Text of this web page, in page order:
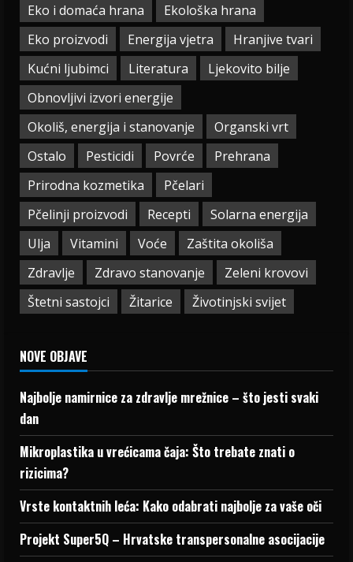
Eko i domaća hrana
Ekološka hrana
Eko proizvodi
Energija vjetra
Hranjive tvari
Kućni ljubimci
Literatura
Ljekovito bilje
Obnovljivi izvori energije
Okoliš, energija i stanovanje
Organski vrt
Ostalo
Pesticidi Povrće
Prehrana
Prirodna kozmetika
Pčelari
Pčelinji proizvodi
Recepti
Solarna energija
Ulja
Vitamini Voće
Zaštita okoliša
Zdravlje
Zdravo stanovanje
Zeleni krovovi
Štetni sastojci
Žitarice Životinjski svijet
NOVE OBJAVE
Najbolje namirnice za zdravlje mrežnice – što jesti svaki
dan
Mikroplastika u vrećicama čaja: Što trebate znati o
rizicima?
Vrste kontaktnih leća: Kako odabrati najbolje za vaše oči
Projekt Super5Q – Hrvatske transpersonalne asocijacije